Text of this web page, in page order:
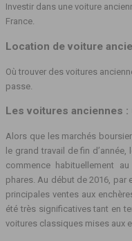
Investir dans une voiture
France.
Location de voiture
Où trouver des voitures
passe.
Les voitures anciennes :
Alors que les marchés
le grand travail de fin
commence habituellement
phares. Au début de 2016, par
principales ventes aux
été très significatives tant en
voitures classiques mises aux